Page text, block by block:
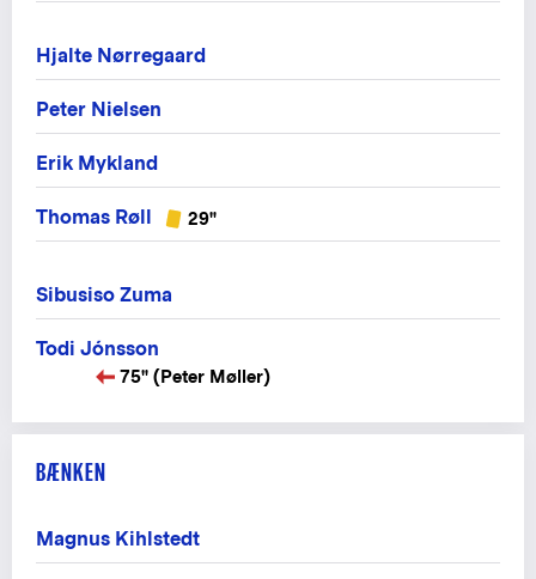
Hjalte Nørregaard
Peter Nielsen
Erik Mykland
Thomas Røll 29"
Sibusiso Zuma
Todi Jónsson
75" (Peter Møller)
BÆNKEN
Magnus Kihlstedt